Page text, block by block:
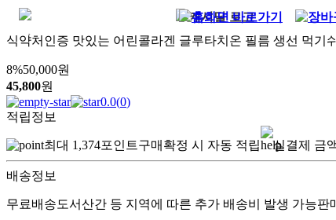
식약처인증 맛있는 어린콜라겐 글루타치온 필름 생선 먹기
8%50,000원
45,800원
0.0(0)
적립정보
최대 1,374포인트구매확정 시 자동 적립 실결제 금
배송정보
무료배송도서산간 등 지역에 따른 추가 배송비 발생 가능판